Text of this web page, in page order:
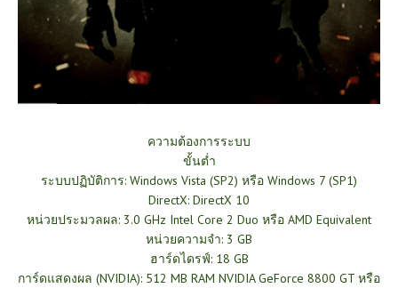
ความต้องการระบบ
ขั้นต่ำ
ระบบปฏิบัติการ: Windows Vista (SP2) หรือ Windows 7 (SP1)
DirectX: DirectX 10
หน่วยประมวลผล: 3.0 GHz Intel Core 2 Duo หรือ AMD Equivalent
หน่วยความจำ: 3 GB
ฮาร์ดไดรฟ์: 18 GB
การ์ดแสดงผล (NVIDIA): 512 MB RAM NVIDIA GeForce 8800 GT หรือ